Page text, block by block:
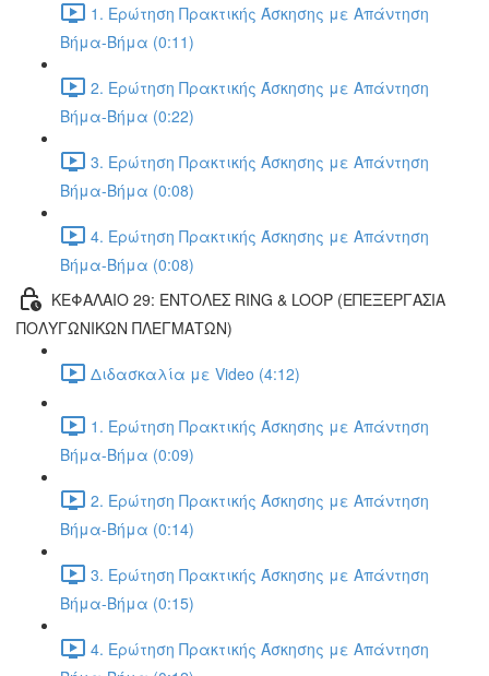
1. Ερώτηση Πρακτικής Άσκησης με Απάντηση
Βήμα-Βήμα (0:11)
2. Ερώτηση Πρακτικής Άσκησης με Απάντηση
Βήμα-Βήμα (0:22)
3. Ερώτηση Πρακτικής Άσκησης με Απάντηση
Βήμα-Βήμα (0:08)
4. Ερώτηση Πρακτικής Άσκησης με Απάντηση
Βήμα-Βήμα (0:08)
ΚΕΦΑΛΑΙΟ 29: ΕΝΤΟΛΕΣ RING & LOOP (ΕΠΕΞΕΡΓΑΣΙΑ
ΠΟΛΥΓΩΝΙΚΩΝ ΠΛΕΓΜΑΤΩΝ)
Διδασκαλία με Video (4:12)
1. Ερώτηση Πρακτικής Άσκησης με Απάντηση
Βήμα-Βήμα (0:09)
2. Ερώτηση Πρακτικής Άσκησης με Απάντηση
Βήμα-Βήμα (0:14)
3. Ερώτηση Πρακτικής Άσκησης με Απάντηση
Βήμα-Βήμα (0:15)
4. Ερώτηση Πρακτικής Άσκησης με Απάντηση